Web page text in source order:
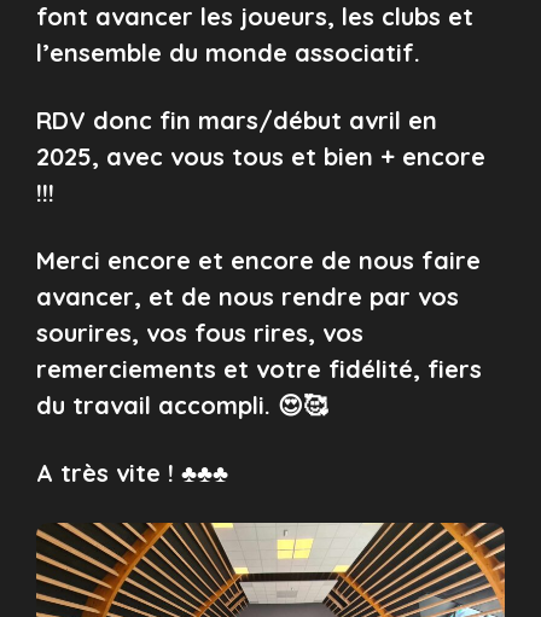
font avancer les joueurs, les clubs et
l’ensemble du monde associatif.
RDV donc fin mars/début avril en
2025, avec vous tous et bien + encore
!!!
Merci encore et encore de nous faire
avancer, et de nous rendre par vos
sourires, vos fous rires, vos
remerciements et votre fidélité, fiers
du travail accompli. 😍🥰
A très vite ! ♣️♣️♣️